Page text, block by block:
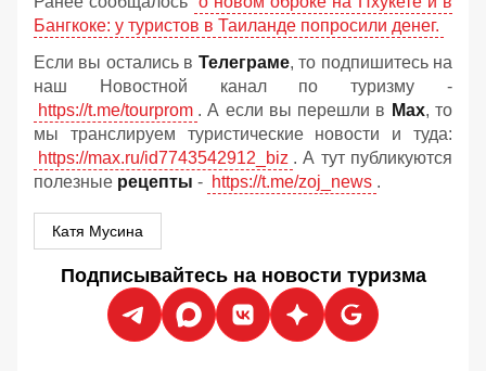
Бангкоке: у туристов в Таиланде попросили денег.
Если вы остались в Телеграме, то подпишитесь на
наш Новостной канал по туризму -
https://t.me/tourprom . А если вы перешли в Мах, то
мы транслируем туристические новости и туда:
https://max.ru/id7743542912_biz . А тут публикуются
полезные рецепты - https://t.me/zoj_news .
Катя Мусина
Подписывайтесь на новости туризма